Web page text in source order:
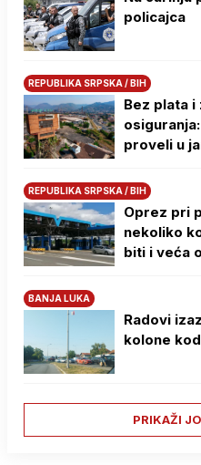
policajca
REPUBLIKA SRPSKA / BIH
Bez plata
proveli u
REPUBLIKA SRPSKA / BIH
Oprez pri
nekoliko
biti i veća
BANJA LUKA
Radovi
kolone
PRIKAŽI